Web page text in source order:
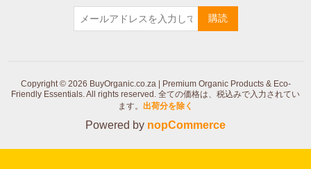
購読
Copyright © 2026 BuyOrganic.co.za | Premium Organic Products & Eco-
Friendly Essentials. All rights reserved. 全ての価格は、税込みで入力されてい
ます。 出荷分を除く
Powered by nopCommerce